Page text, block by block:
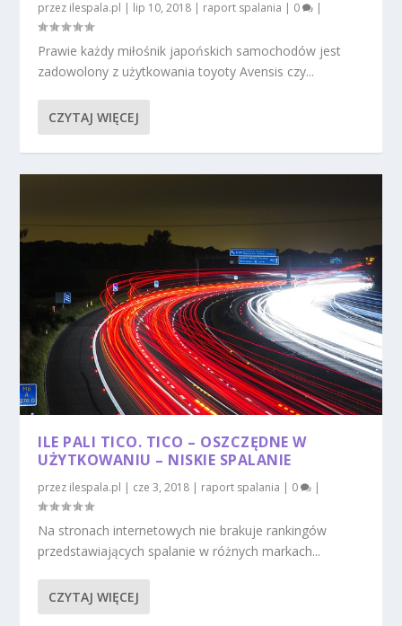
przez ilespala.pl | lip 10, 2018 | raport spalania | 0 |
Prawie każdy miłośnik japońskich samochodów jest
zadowolony z użytkowania toyoty Avensis czy...
CZYTAJ WIĘCEJ
ILE PALI TICO. TICO – OSZCZĘDNE W
UŻYTKOWANIU – NISKIE SPALANIE
przez ilespala.pl cze 3, 2018 raport spalania 0
Na stronach internetowych nie brakuje rankingów
przedstawiających spalanie w różnych markach...
CZYTAJ WIĘCEJ